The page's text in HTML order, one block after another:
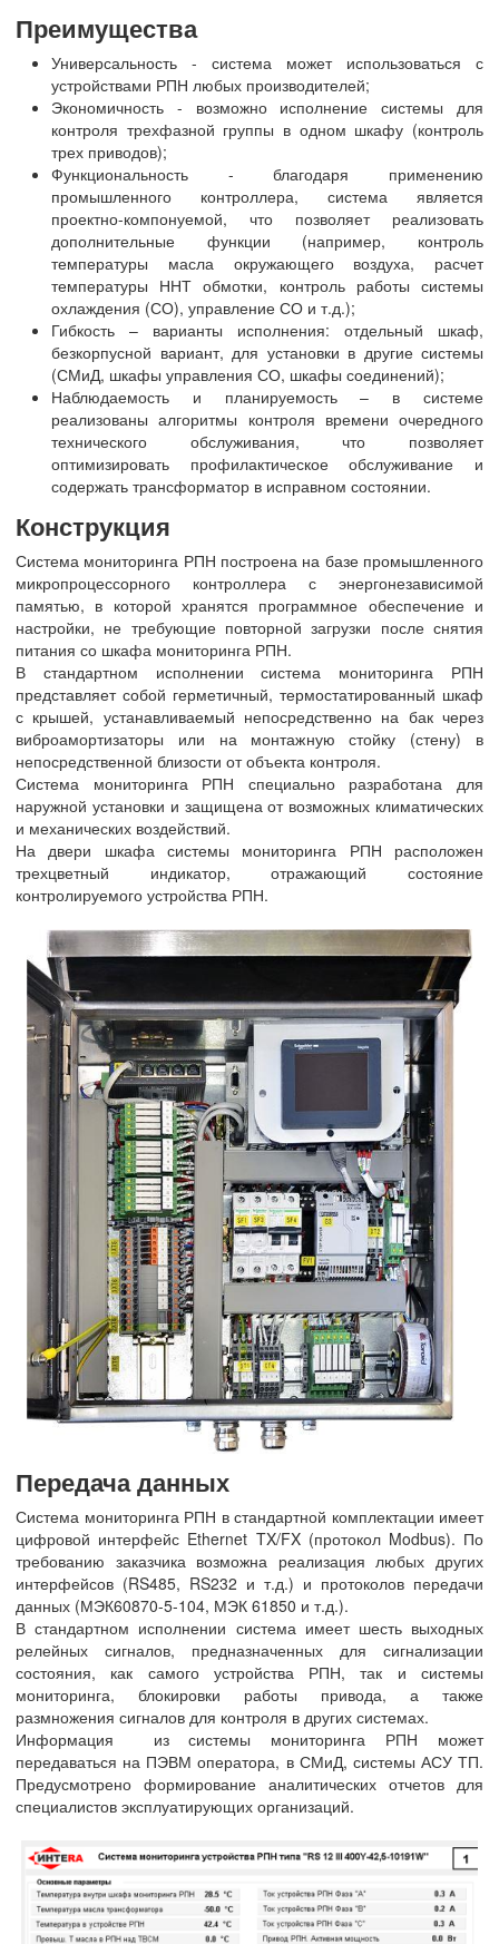
Преимущества
Универсальность - система может использоваться с
устройствами РПН любых производителей;
Экономичность - возможно исполнение системы для
контроля трехфазной группы в одном шкафу (контроль
трех приводов);
Функциональность - благодаря применению
промышленного контроллера, система является
проектно-компонуемой, что позволяет реализовать
дополнительные функции (например, контроль
температуры масла окружающего воздуха, расчет
температуры ННТ обмотки, контроль работы системы
охлаждения (СО), управление СО и т.д.);
Гибкость – варианты исполнения: отдельный шкаф,
безкорпусной вариант, для установки в другие системы
(СМиД, шкафы управления СО, шкафы соединений);
Наблюдаемость и планируемость – в системе
реализованы алгоритмы контроля времени очередного
технического обслуживания, что позволяет
оптимизировать профилактическое обслуживание и
содержать трансформатор в исправном состоянии.
Конструкция
Система мониторинга РПН построена на базе промышленного
микропроцессорного контроллера с энергонезависимой
памятью, в которой хранятся программное обеспечение и
настройки, не требующие повторной загрузки после снятия
питания со шкафа мониторинга РПН.
В стандартном исполнении система мониторинга РПН
представляет собой герметичный, термостатированный шкаф
с крышей, устанавливаемый непосредственно на бак через
виброамортизаторы или на монтажную стойку (стену) в
непосредственной близости от объекта контроля.
Система мониторинга РПН специально разработана для
наружной установки и защищена от возможных климатических
и механических воздействий.
На двери шкафа системы мониторинга РПН расположен
трехцветный индикатор, отражающий состояние
контролируемого устройства РПН.
Передача данных
Система мониторинга РПН в стандартной комплектации имеет
цифровой интерфейс Ethernet TX/FX (протокол Modbus). По
требованию заказчика возможна реализация любых других
интерфейсов (RS485, RS232 и т.д.) и протоколов передачи
данных (МЭК60870-5-104, МЭК 61850 и т.д.).
В стандартном исполнении система имеет шесть выходных
релейных сигналов, предназначенных для сигнализации
состояния, как самого устройства РПН, так и системы
мониторинга, блокировки работы привода, а также
размножения сигналов для контроля в других системах.
Информация из системы мониторинга РПН может
передаваться на ПЭВМ оператора, в СМиД, системы АСУ ТП.
Предусмотрено формирование аналитических отчетов для
специалистов эксплуатирующих организаций.